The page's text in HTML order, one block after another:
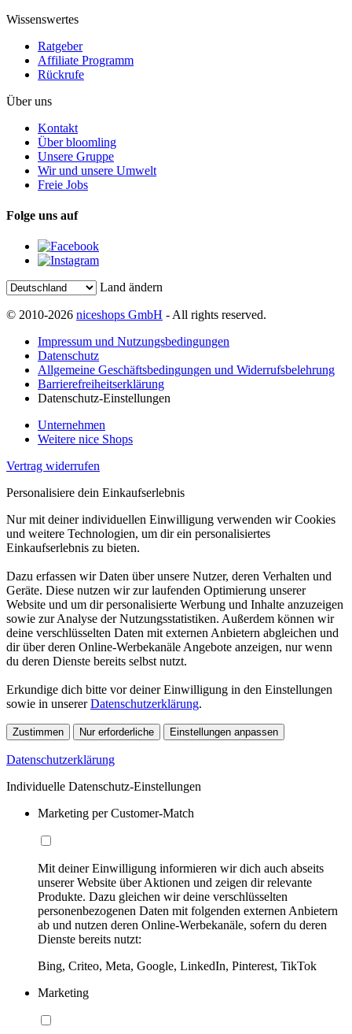
Wissenswertes
Ratgeber
Affiliate Programm
Rückrufe
Über uns
Kontakt
Über bloomling
Unsere Gruppe
Wir und unsere Umwelt
Freie Jobs
Folge uns auf
Land ändern
© 2010-2026 niceshops GmbH - All rights reserved.
Impressum und Nutzungsbedingungen
Datenschutz
Allgemeine Geschäftsbedingungen und Widerrufsbelehrung
Barrierefreiheitserklärung
Datenschutz-Einstellungen
Unternehmen
Weitere nice Shops
Vertrag widerrufen
Personalisiere dein Einkaufserlebnis
Nur mit deiner individuellen Einwilligung verwenden wir Cookies
und weitere Technologien, um dir ein personalisiertes
Einkaufserlebnis zu bieten.
Dazu erfassen wir Daten über unsere Nutzer, deren Verhalten und
Geräte. Diese nutzen wir zur laufenden Optimierung unserer
Website und um dir personalisierte Werbung und Inhalte anzuzeigen
sowie zur Analyse der Nutzungsstatistiken. Außerdem können wir
deine verschlüsselten Daten mit externen Anbietern abgleichen und
dir über deren Online-Werbekanäle Angebote anzeigen, nur wenn
du deren Dienste bereits selbst nutzt.
Erkundige dich bitte vor deiner Einwilligung in den Einstellungen
sowie in unsererDatenschutzerklärung.
Zustimmen Nur erforderliche Einstellungen anpassen
Datenschutzerklärung
Individuelle Datenschutz-Einstellungen
Marketing per Customer-Match
Mit deiner Einwilligung informieren wir dich auch abseits
unserer Website über Aktionen und zeigen dir relevante
Produkte. Dazu gleichen wir deine verschlüsselten
personenbezogenen Daten mit folgenden externen Anbietern
ab und nutzen deren Online-Werbekanäle, sofern du deren
Dienste bereits nutzt:
Bing, Criteo, Meta, Google, LinkedIn, Pinterest, TikTok
Marketing